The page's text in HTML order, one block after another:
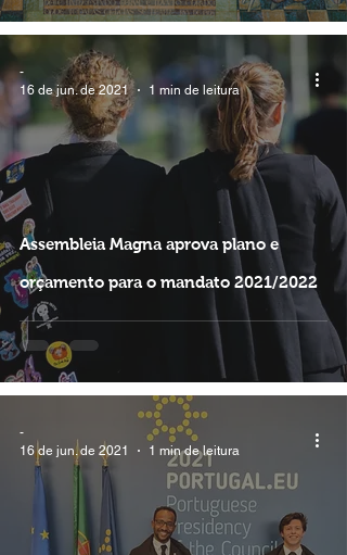
Assembleia Magna aprova plano e
orçamento para o mandato 2021/2022
-
16 de jun. de 2021
1 min de leitura
-
16 de jun. de 2021
1 min de leitura